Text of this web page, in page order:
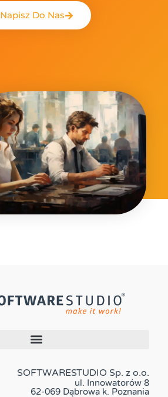
Napisz Do Nas
SOFTWARESTUDIO Sp. z o.o.
ul. Innowatorów 8
62-069 Dąbrowa k. Poznania